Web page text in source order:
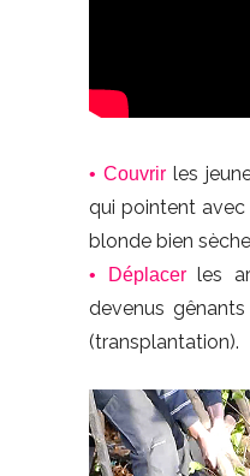
• Couvrirles
qui pointent
blonde bien
• Déplacerles
devenus
(transplantation).